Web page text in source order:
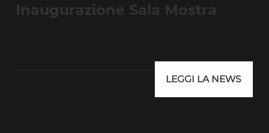
Inaugurazione Sala Mostra
LEGGI LA NEWS